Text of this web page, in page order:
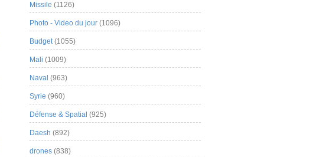
Missile (1126)
Photo - Video du jour (1096)
Budget(1055)
Mali (1009)
Naval (963)
Syrie (960)
Défense & Spatial (925)
Daesh (892)
drones (838)